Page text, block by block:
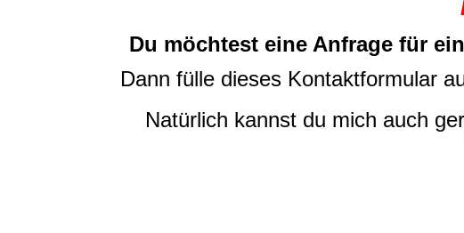
Du möchtest eine Anfrage für
Dann fülle dieses Kontaktformular
Natürlich kannst du mich auch